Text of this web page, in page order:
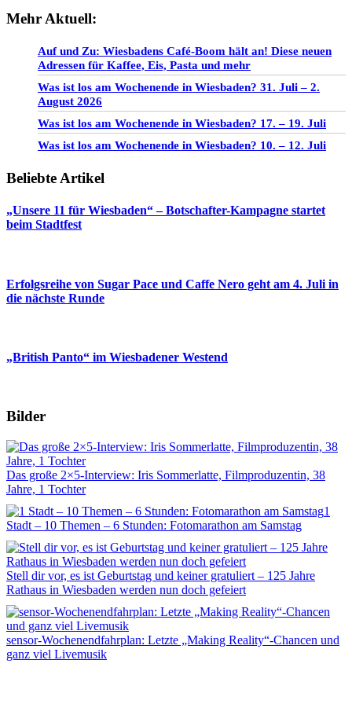
Mehr Aktuell:
Auf und Zu: Wiesbadens Café-Boom hält an! Diese neuen
Adressen für Kaffee, Eis, Pasta und mehr
Was ist los am Wochenende in Wiesbaden? 31. Juli – 2.
August 2026
Was ist los am Wochenende in Wiesbaden? 17. – 19. Juli
Was ist los am Wochenende in Wiesbaden? 10. – 12. Juli
Beliebte Artikel
„Unsere 11 für Wiesbaden“ – Botschafter-Kampagne startet
beim Stadtfest
Erfolgsreihe von Sugar Pace und Caffe Nero geht am 4. Juli in
die nächste Runde
„British Panto“ im Wiesbadener Westend
Bilder
Das große 2×5-Interview: Iris Sommerlatte, Filmproduzentin, 38
Jahre, 1 Tochter
1
Stadt – 10 Themen – 6 Stunden: Fotomarathon am Samstag
Stell dir vor, es ist Geburtstag und keiner gratuliert – 125 Jahre
Rathaus in Wiesbaden werden nun doch gefeiert
sensor-Wochenendfahrplan: Letzte „Making Reality“-Chancen und
ganz viel Livemusik